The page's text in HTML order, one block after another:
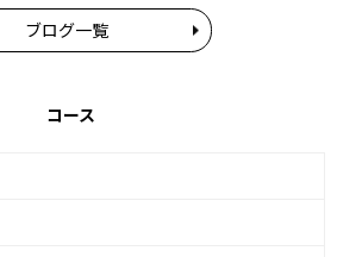
ブログ一覧
コース